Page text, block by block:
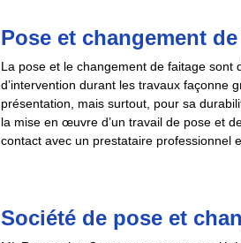
Pose et changement
La pose et le changement de faitage sont
d’intervention durant les travaux façonne
présentation, mais surtout, pour sa
la mise en œuvre d’un travail de pose et
contact avec un prestataire professionnel
Société de pose et